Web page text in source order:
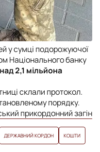
у сумці подорожуючої
Національного банку
2,1 мільйона
склали протокол.
порядку.
прикордонний загін
ДЕРЖАВНИЙ КОРДОН КОШТИ